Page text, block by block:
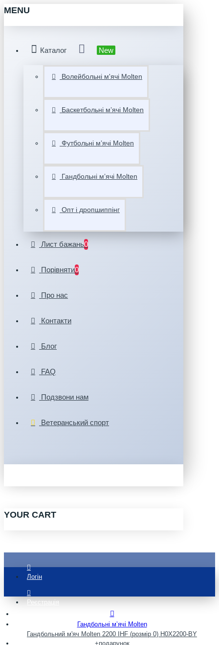
MENU
Каталог New
Волейбольні м'ячі Molten
Баскетбольні мʼячі Molten
Футбольні мʼячі Molten
Гандбольні мʼячі Molten
Опт і дропшиппінг
Лист бажань0
Порівняти0
Про нас
Контакти
Блог
FAQ
Подзвони нам
Ветеранський спорт
YOUR CART
Логін
Реєстрація
Гандбольні мʼячі Molten
Гандбольний м'яч Molten 2200 IHF (розмір 0) H0X2200-BY
+подарунок